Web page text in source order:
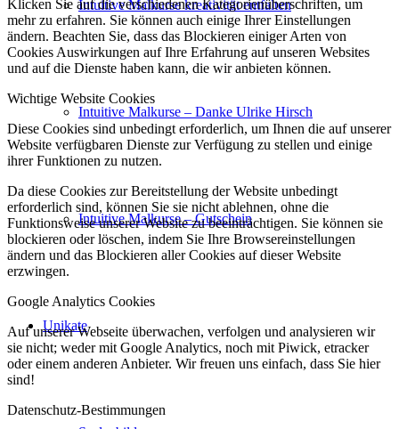
Intuitive Malkurse kreativität entfalten
Intuitive Malkurse – Danke Ulrike Hirsch
Intuitive Malkurse – Gutschein
Unikate
Klicken Sie auf die verschiedenen Kategorienüberschriften, um
mehr zu erfahren. Sie können auch einige Ihrer Einstellungen
ändern. Beachten Sie, dass das Blockieren einiger Arten von
Cookies Auswirkungen auf Ihre Erfahrung auf unseren Websites
und auf die Dienste haben kann, die wir anbieten können.
Wichtige Website Cookies
Diese Cookies sind unbedingt erforderlich, um Ihnen die auf unserer
Website verfügbaren Dienste zur Verfügung zu stellen und einige
ihrer Funktionen zu nutzen.
Da diese Cookies zur Bereitstellung der Website unbedingt
erforderlich sind, können Sie sie nicht ablehnen, ohne die
Funktionsweise unserer Website zu beeinträchtigen. Sie können sie
blockieren oder löschen, indem Sie Ihre Browsereinstellungen
ändern und das Blockieren aller Cookies auf dieser Website
erzwingen.
Google Analytics Cookies
Auf unserer Webseite überwachen, verfolgen und analysieren wir
sie nicht; weder mit Google Analytics, noch mit Piwick, etracker
oder einem anderen Anbieter. Wir freuen uns einfach, dass Sie hier
sind!
Datenschutz-Bestimmungen